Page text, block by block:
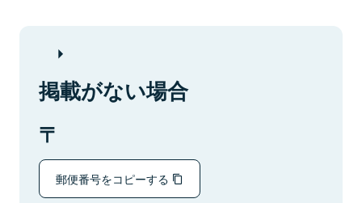
掲載がない場合
郵便番号をコピーする